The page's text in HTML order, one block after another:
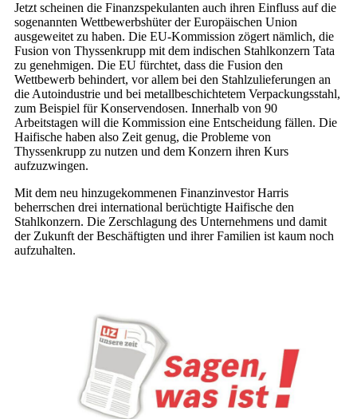
Jetzt scheinen die Finanzspekulanten auch ihren Einfluss auf die
sogenannten Wettbewerbshüter der Europäischen Union
ausgeweitet zu haben. Die EU-Kommission zögert nämlich, die
Fusion von Thyssenkrupp mit dem indischen Stahlkonzern Tata
zu genehmigen. Die EU fürchtet, dass die Fusion den
Wettbewerb behindert, vor allem bei den Stahlzulieferungen an
die Autoindustrie und bei metallbeschichtetem Verpackungsstahl,
zum Beispiel für Konservendosen. Innerhalb von 90
Arbeitstagen will die Kommission eine Entscheidung fällen. Die
Haifische haben also Zeit genug, die Probleme von
Thyssenkrupp zu nutzen und dem Konzern ihren Kurs
aufzuzwingen.
Mit dem neu hinzugekommenen Finanzinvestor Harris
beherrschen drei international berüchtigte Haifische den
Stahlkonzern. Die Zerschlagung des Unternehmens und damit
der Zukunft der Beschäftigten und ihrer Familien ist kaum noch
aufzuhalten.